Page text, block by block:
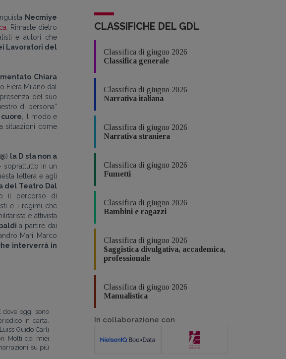
Necmiye
. Rimaste dietro
e autori che
Lavoratori del
Chiara
Fiera Milano dal
del suo
di persona”
, il modo e
situazioni come
la D sta non a
soprattutto in un
lettera e agli
del Teatro Dal
il percorso di
e i regimi che
e attivista
a partire dai
Mari, Marco
interverrà in
oggi sono
in carta.
Guido Carli
Molti dei miei
su più
CLASSIFICHE DEL GDL
Classifica di giugno 2026
Classifica generale
Classifica di giugno 2026
Narrativa italiana
Classifica di giugno 2026
Narrativa straniera
Classifica di giugno 2026
Fumetti
Classifica di giugno 2026
Bambini e ragazzi
Classifica di giugno 2026
Saggistica divulgativa, accademica,
professionale
Classifica di giugno 2026
Manualistica
In collaborazione con